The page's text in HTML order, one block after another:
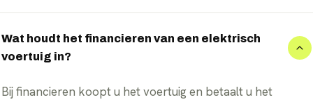
Wat houdt het financieren van een elektrisch
voertuig in?
Bij financieren koopt u het voertuig en betaalt u het